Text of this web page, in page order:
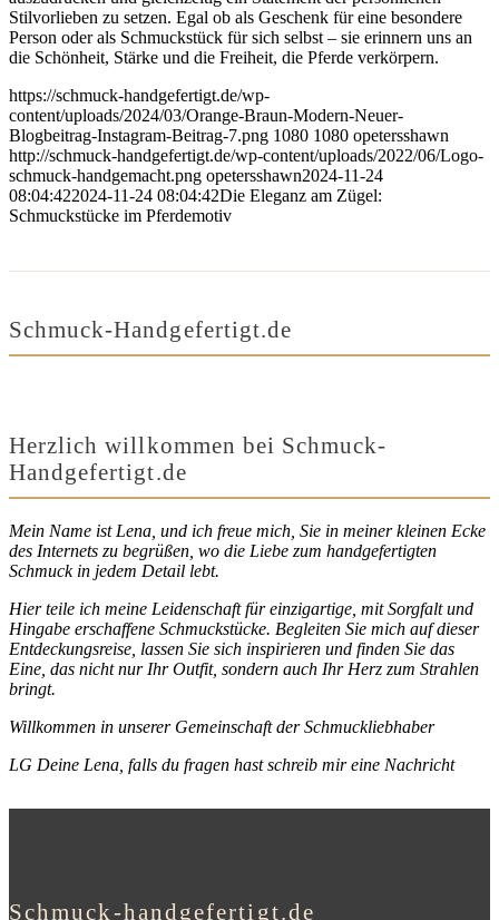
Stilvorlieben zu setzen. Egal ob als Geschenk für eine besondere
Person oder als Schmuckstück für sich selbst – sie erinnern uns an
die Schönheit, Stärke und die Freiheit, die Pferde verkörpern.
https://schmuck-handgefertigt.de/wp-
content/uploads/2024/03/Orange-Braun-Modern-Neuer-
Blogbeitrag-Instagram-Beitrag-7.png 1080 1080 opetersshawn
http://schmuck-handgefertigt.de/wp-content/uploads/2022/06/Logo-
schmuck-handgemacht.png opetersshawn2024-11-24
08:04:422024-11-24 08:04:42Die Eleganz am Zügel:
Schmuckstücke im Pferdemotiv
Schmuck-Handgefertigt.de
Herzlich willkommen bei Schmuck-
Handgefertigt.de
Mein Name ist Lena, und ich freue mich, Sie in meiner kleinen Ecke
des Internets zu begrüßen, wo die Liebe zum handgefertigten
Schmuck in jedem Detail lebt.
Hier teile ich meine Leidenschaft für einzigartige, mit Sorgfalt und
Hingabe erschaffene Schmuckstücke. Begleiten Sie mich auf dieser
Entdeckungsreise, lassen Sie sich inspirieren und finden Sie das
Eine, das nicht nur Ihr Outfit, sondern auch Ihr Herz zum Strahlen
bringt.
Willkommen in unserer Gemeinschaft der Schmuckliebhaber
LG Deine Lena, falls du fragen hast schreib mir eine Nachricht
Schmuck-handgefertigt.de